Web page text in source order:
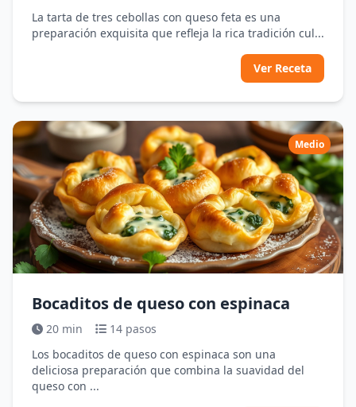
La tarta de tres cebollas con queso feta es una
preparación exquisita que refleja la rica tradición cul...
Ver Receta
Medio
Bocaditos de queso con espinaca
20 min
14 pasos
Los bocaditos de queso con espinaca son una
deliciosa preparación que combina la suavidad del
queso con ...